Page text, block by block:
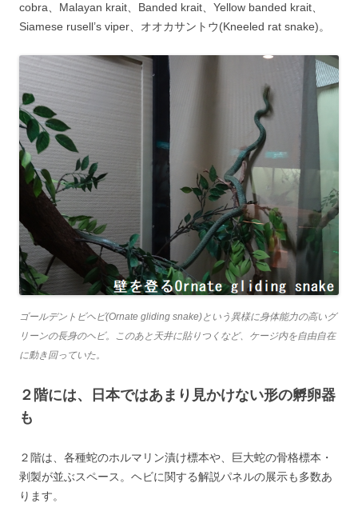
cobra、Malayan krait、Banded krait、Yellow banded krait、
Siamese rusell’s viper、オオカサントウ(Kneeled rat snake)。
ゴールデントビヘビ(Ornate gliding snake)という異様に身体能力の高いグ
リーンの長身のヘビ。このあと天井に貼りつくなど、ケージ内を自由自在
に動き回っていた。
２階には、日本ではあまり見かけない形の孵卵器
も
２階は、各種蛇のホルマリン漬け標本や、巨大蛇の骨格標本・
剥製が並ぶスペース。ヘビに関する解説パネルの展示も多数あ
ります。